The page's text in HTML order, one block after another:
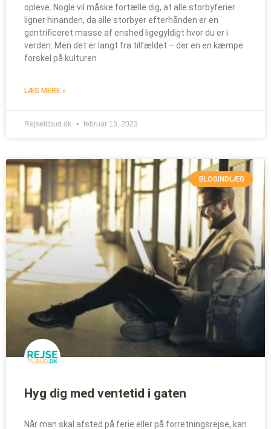
opleve. Nogle vil måske fortælle dig, at alle storbyferier
ligner hinanden, da alle storbyer efterhånden er en
gentrificeret masse af enshed ligegyldigt hvor du er i
verden. Men det er langt fra tilfældet – der en en kæmpe
forskel på kulturen
LÆS MERE »
Rejsetilbud.dk februar 13, 2023
BLOGINDLÆG
Hyg dig med ventetid i gaten
Når man skal afsted på ferie eller på forretningsrejse, kan